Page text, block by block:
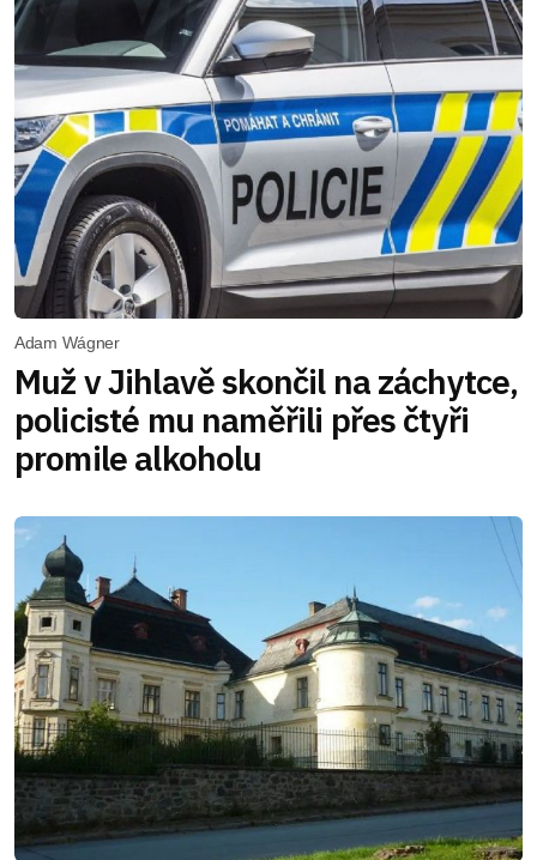
Adam Wágner
Muž v Jihlavě skončil na záchytce,
policisté mu naměřili přes čtyři
promile alkoholu